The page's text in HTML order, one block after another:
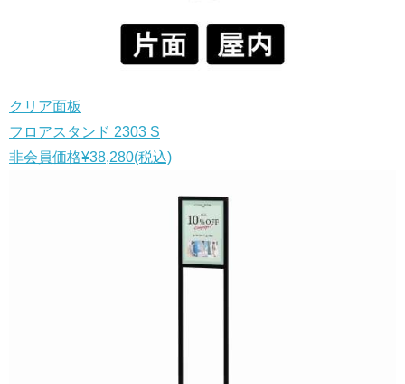
クリア面板
フロアスタンド 2303 S
非会員価格¥38,280(税込)